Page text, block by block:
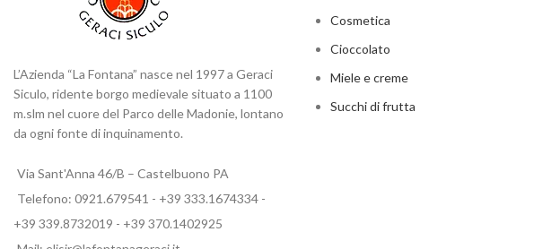
L’Azienda “La Fontana” nasce nel 1997 a Geraci
Siculo, ridente borgo medievale situato a 1100
m.slm nel cuore del Parco delle Madonie, lontano
da ogni fonte di inquinamento.
Via Sant'Anna 46/B – Castelbuono PA
Telefono: 0921.679541 - +39 333.1674334 -
+39 339.8732019 - +39 370.1402925
Cosmetica
Cioccolato
Miele e creme
Succhi di frutta